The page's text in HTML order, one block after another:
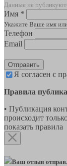
Данные не
Имя *
Укажите Ваше имя
Телефон
Email
Отправить
Я согласен с
Правила
• Публикация
происходит
показать правила
Ваш отзыв